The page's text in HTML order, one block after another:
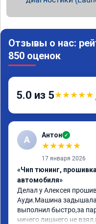
Отзывы о нас:
850 оценок
5.0 из 5★★★★★
А Антон ✓
★★★★★
17 января 2026
«Чип тюнинг,
автомобиля»
Делал у Алексея
Ауди.Машина
выполнил быстро,за
ничего лишнего не